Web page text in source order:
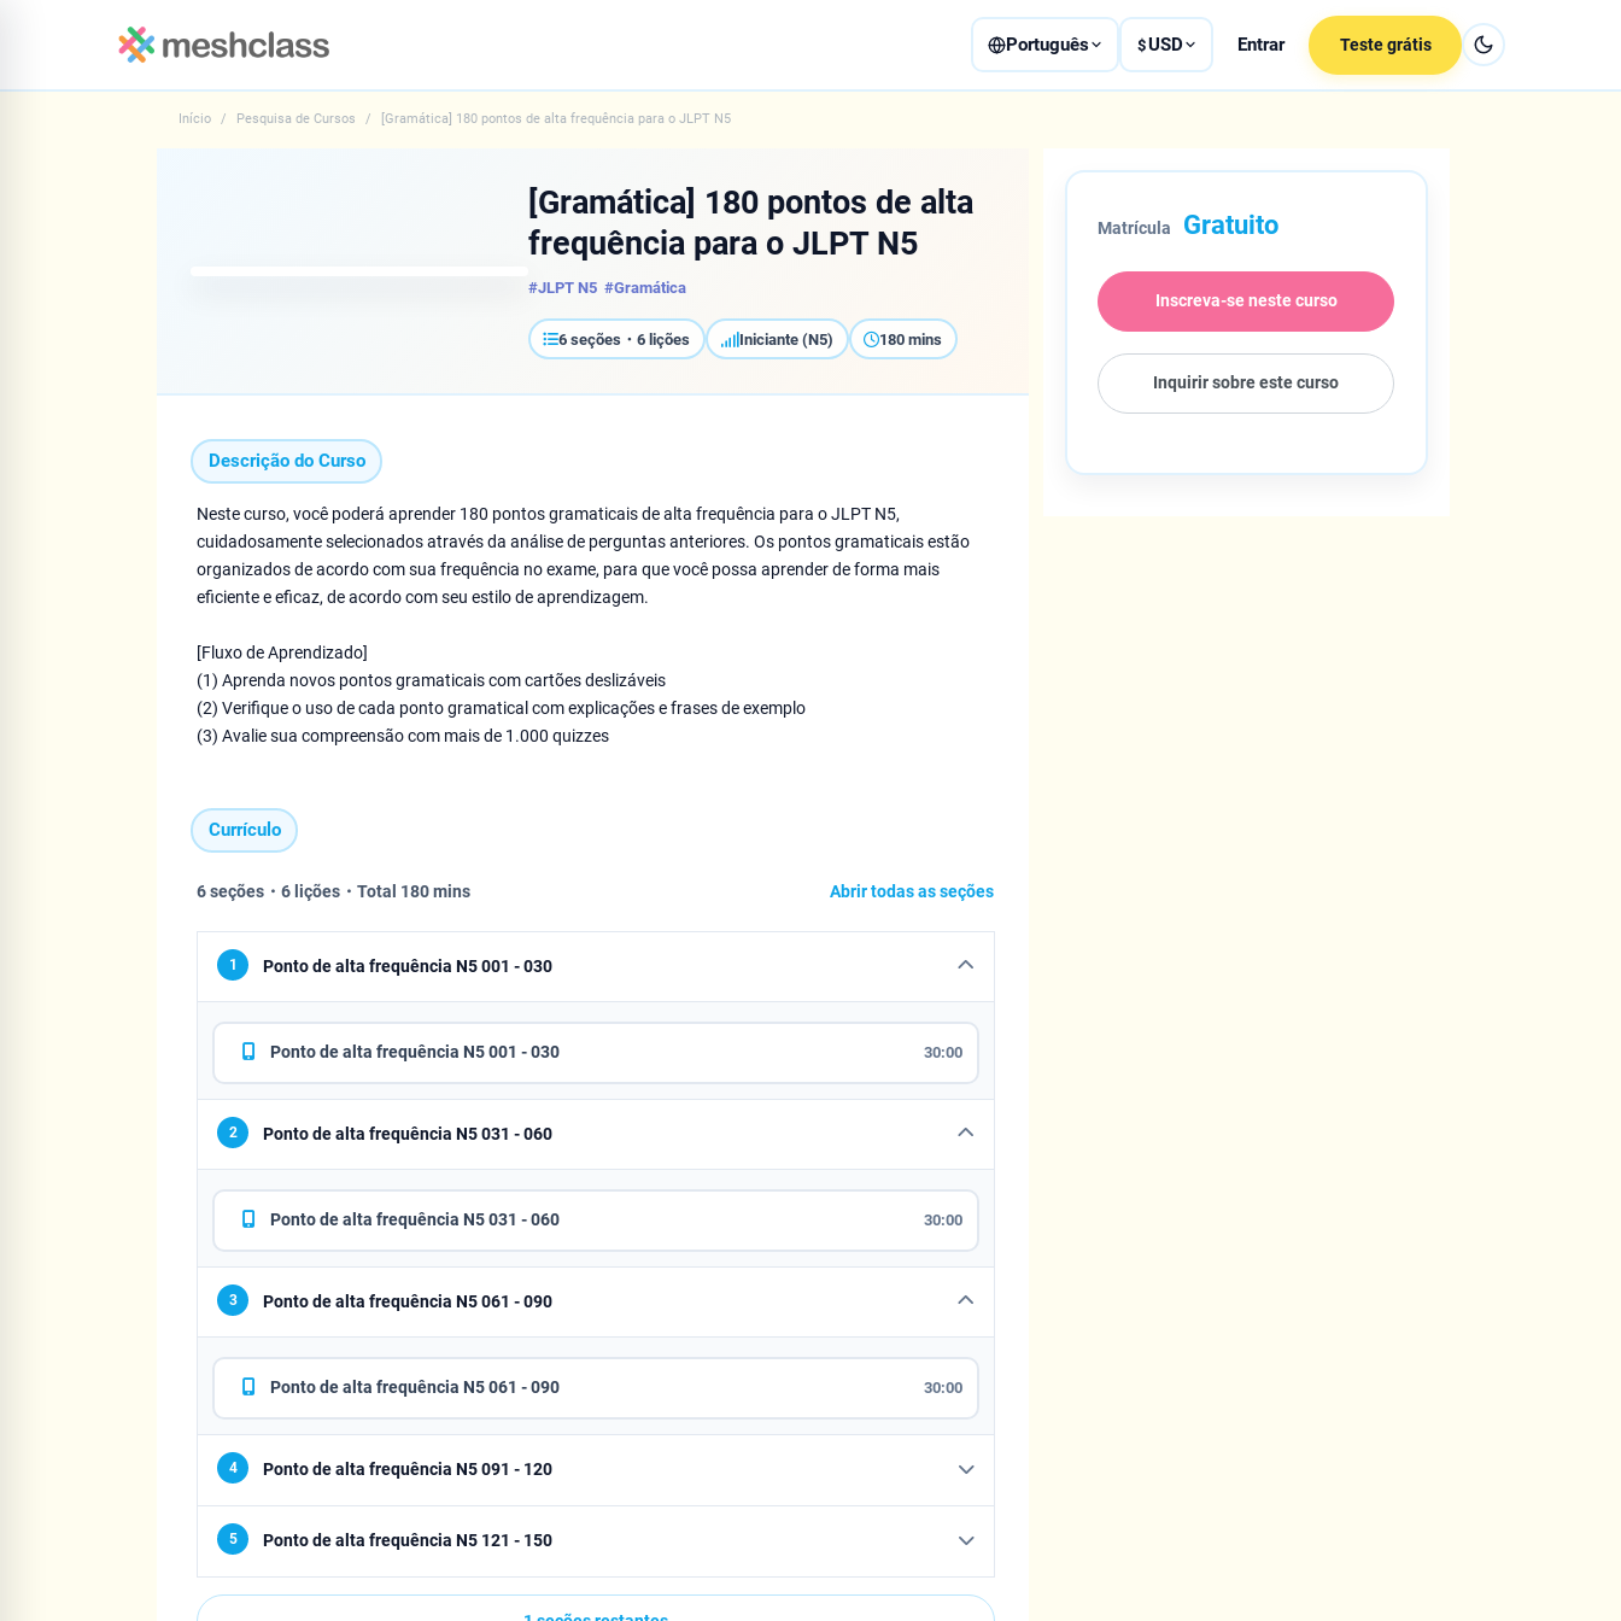
Português $USD Entrar Teste grátis
Início Pesquisa de Cursos [Gramática] 180 pontos de alta frequência para o JLPT N5
[Gramática] 180 pontos de alta
frequência para o JLPT N5
#JLPT N5 #Gramática
6 seções・6 lições Iniciante (N5) 180 mins
Descrição do Curso
Neste curso, você poderá aprender 180 pontos gramaticais de alta frequência para o JLPT N5,
cuidadosamente selecionados através da análise de perguntas anteriores. Os pontos gramaticais estão
organizados de acordo com sua frequência no exame, para que você possa aprender de forma mais
eficiente e eficaz, de acordo com seu estilo de aprendizagem.
[Fluxo de Aprendizado]
(1) Aprenda novos pontos gramaticais com cartões deslizáveis
(2) Verifique o uso de cada ponto gramatical com explicações e frases de exemplo
(3) Avalie sua compreensão com mais de 1.000 quizzes
Currículo
6 seções・6 lições・Total 180 mins Abrir todas as seções
1 Ponto de alta frequência N5 001 - 030
Ponto de alta frequência N5 001 - 030 30:00
2 Ponto de alta frequência N5 031 - 060
Ponto de alta frequência N5 031 - 060 30:00
3 Ponto de alta frequência N5 061 - 090
Ponto de alta frequência N5 061 - 090 30:00
4 Ponto de alta frequência N5 091 - 120
5 Ponto de alta frequência N5 121 - 150
Matrícula Gratuito
Inscreva-se neste curso
Inquirir sobre este curso